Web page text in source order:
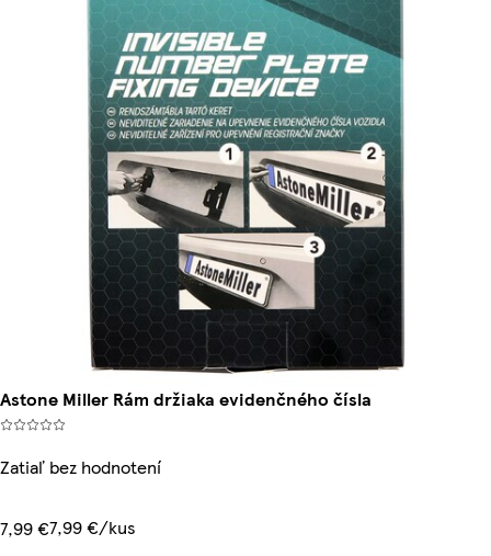
Astone Miller Rám držiaka evidenčného čísla
Zatiaľ bez hodnotení
7,99 €7,99 €/kus